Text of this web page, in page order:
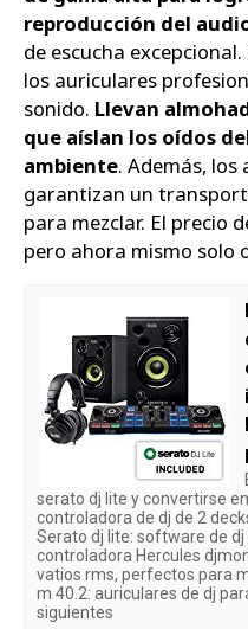
reproducción del
de escucha
los auriculares
sonido. Llevan
que aíslan los oídos
ambiente. Además,
garantizan un
para mezclar. El precio
pero ahora mismo solo
serato dj lite y convertirse
controladora de dj de 2
Serato dj lite: software de
controladora Hercules
vatios rms, perfectos para
m 40.2: auriculares de dj
siguientes